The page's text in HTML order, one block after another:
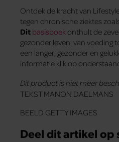
Ontdek de kracht van
tegen chronische ziektes
Dit basisboek onthult de
gezonder leven: van voeding
een langer, gezonder en
informatie klik op
Dit product is niet meer
TEKST MANON DAELMANS
BEELD GETTY IMAGES
Deel dit artikel op